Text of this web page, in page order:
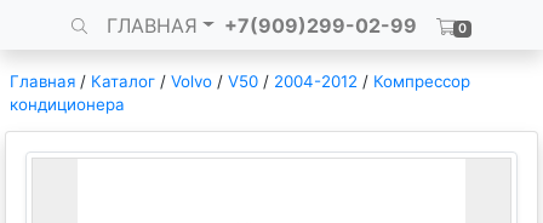
ГЛАВНАЯ +7(909)299-02-99 0
Главная / Каталог / Volvo / V50 / 2004-2012 / Компрессор
кондиционера